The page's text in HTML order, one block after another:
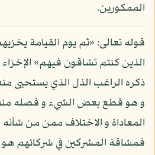
الممكورين.
قوله تعالى: «ثم يوم القيامة
الذين كنتم تشاقون فيهم»
ذكره الراغب الذل الذي يستحيى
و هو قطع بعض الشيء و فصله
المعاداة و الاختلاف ممن من شأنه
فمشاقة المشركين في شركائهم